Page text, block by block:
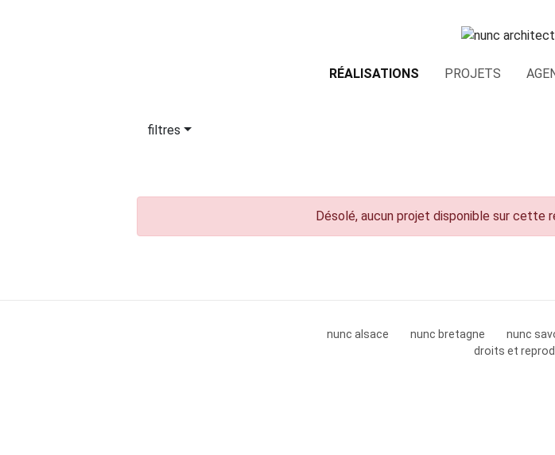
RÉALISATIONS PROJETS
filtres
Désolé, aucun projet disponible sur
nunc alsace nunc bretagne nunc
droits et